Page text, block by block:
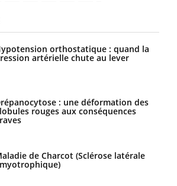
orthostatique : quand la
artérielle chute au lever
: une déformation des
rouges aux conséquences
de Charcot (Sclérose latérale